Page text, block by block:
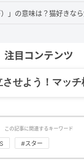
」の意味は？猫好きなら
注目コンテンツ
せよう！マッチ
この記事に関連するキーワード
#スター